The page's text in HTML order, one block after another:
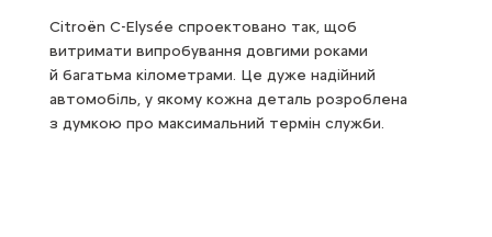
Citroën C-Elysée спроектовано так, щоб
витримати випробування довгими роками
й багатьма кілометрами. Це дуже надійний
автомобіль, у якому кожна деталь розроблена
з думкою про максимальний термін служби.